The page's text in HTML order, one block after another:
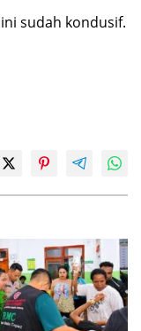
sudah kondusif.